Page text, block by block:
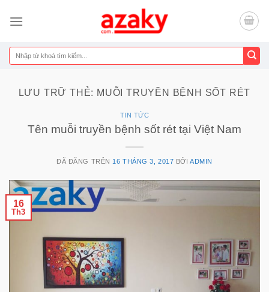
đến
dung
Tìm
kiếm:
LƯU TRỮ THẺ: MUỖI TRUYỀN BỆNH SỐT RÉT
TIN TỨC
Tên muỗi truyền bệnh sốt rét tại Việt Nam
ĐÃ ĐĂNG TRÊN 16 THÁNG 3, 2017 BỞIADMIN
16
Th3